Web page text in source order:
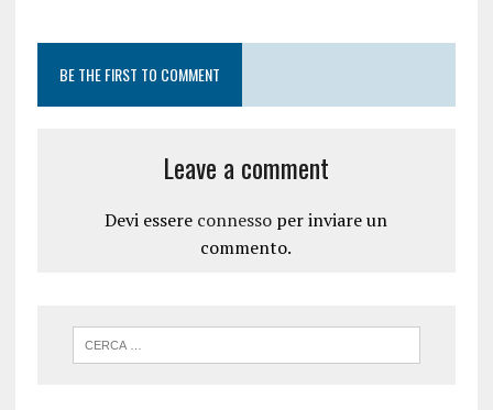
BE THE FIRST TO COMMENT
Leave a comment
Devi essere connesso per inviare un
commento.